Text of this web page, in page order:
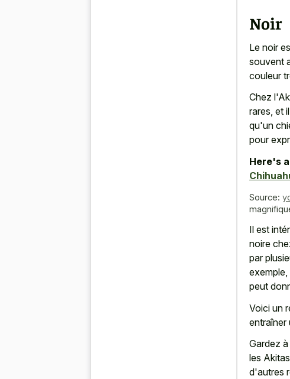
Noir
Le noir
souvent
couleur
Chez
rares, et
qu'un
pour
Here's
Source:
Il est
noire
par
peut
Voici un
entraîner
Gardez
les
d'autres